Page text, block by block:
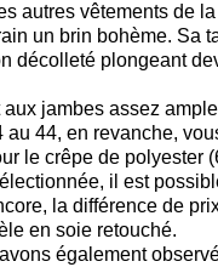
autres vêtements de
un brin bohème. Sa
décolleté plongeant
jambes assez
au 44, en revanche,
le crêpe de polyester
il est
la différence de
en soie retouché.
également